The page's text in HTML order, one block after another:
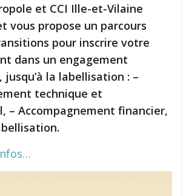
et CCI Ille-et-Vilaine
vous propose un parcours
pour inscrire votre
dans un engagement
jusqu’à la labellisation : –
technique et
– Accompagnement financier,